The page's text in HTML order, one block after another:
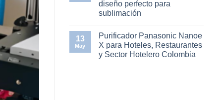
resultado
real
preparar
correctamente
tu
de
imprimir:
errores
de
diseño perfecto para
sublimación
comentarios
en
Resolución,
espacio
13
May
Purificador Panasonic Nanoe
X para Hoteles, Restaurantes
y Sector Hotelero Colombia